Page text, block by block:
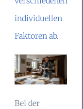
individuellen
Faktoren ab.
Bei der